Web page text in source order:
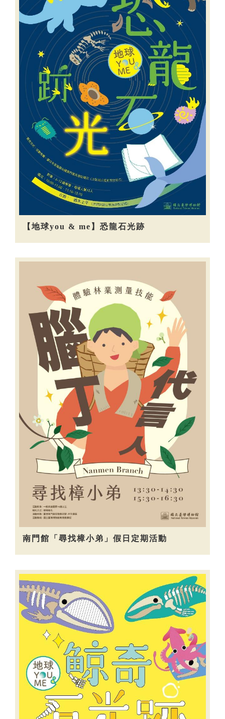
【地球you & me】恐龍石光跡
南門館「尋找樟小弟」假日定期活動